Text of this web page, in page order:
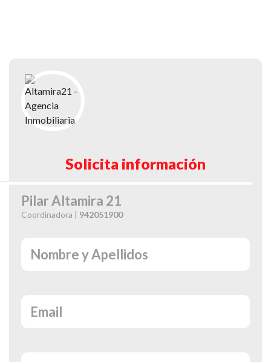
Solicita información
Pilar Altamira 21
Coordinadora | 942051900